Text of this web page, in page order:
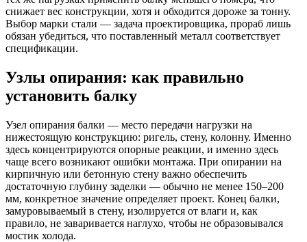
снижает вес конструкции, хотя и обходится дороже за тонну.
Выбор марки стали — задача проектировщика, прораб лишь
обязан убедиться, что поставленный металл соответствует
спецификации.
Узлы опирания: как правильно
установить балку
Узел опирания балки — место передачи нагрузки на
нижестоящую конструкцию: ригель, стену, колонну. Именно
здесь концентрируются опорные реакции, и именно здесь
чаще всего возникают ошибки монтажа. При опирании на
кирпичную или бетонную стену важно обеспечить
достаточную глубину заделки — обычно не менее 150–200
мм, конкретное значение определяет проект. Конец балки,
замуровываемый в стену, изолируется от влаги и, как
правило, не заваривается наглухо, чтобы не образовывался
мостик холода.